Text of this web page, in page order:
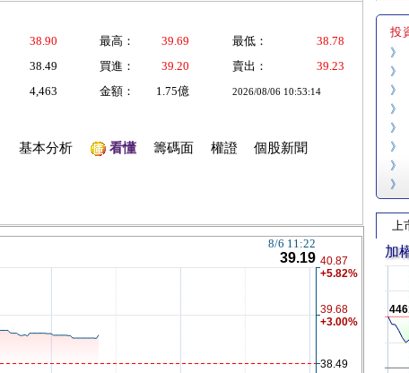
38.90 最高： 39.69 最低：
38.78
38.49 買進： 39.20 賣出：
39.23
4,463 金額： 1.75億 2026/08/06 10:53:14
基本分析 看懂 籌碼面 權證 個股新聞
投
》
》
》
》
》
》
》
》
上
加